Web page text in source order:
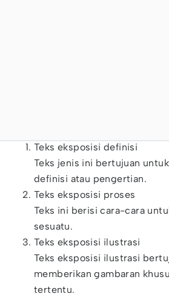
Teks eksposisi definisi
Teks jenis ini bertujuan
definisi atau pengertian.
Teks eksposisi proses
Teks ini berisi cara-cara
sesuatu.
Teks eksposisi ilustrasi
Teks eksposisi ilustrasi
memberikan gambaran
tertentu.